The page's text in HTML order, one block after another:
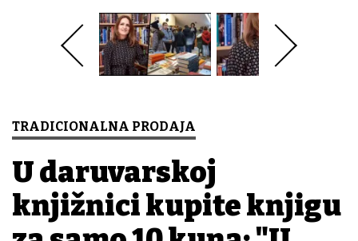
TRADICIONALNA PRODAJA
U daruvarskoj
knjižnici kupite knjigu